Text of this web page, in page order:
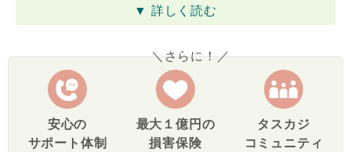
▼ 詳しく読む
＼さらに！／
安心の
サポート体制
最大１億円の
損害保険
タスカジ
コミュニティ